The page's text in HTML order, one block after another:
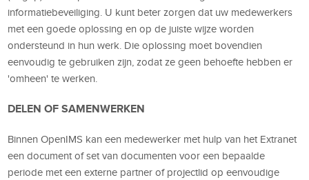
informatiebeveiliging. U kunt beter zorgen dat uw medewerkers
met een goede oplossing en op de juiste wijze worden
ondersteund in hun werk. Die oplossing moet bovendien
eenvoudig te gebruiken zijn, zodat ze geen behoefte hebben er
'omheen' te werken.
DELEN OF SAMENWERKEN
Binnen OpenIMS kan een medewerker met hulp van het Extranet
een document of set van documenten voor een bepaalde
periode met een externe partner of projectlid op eenvoudige